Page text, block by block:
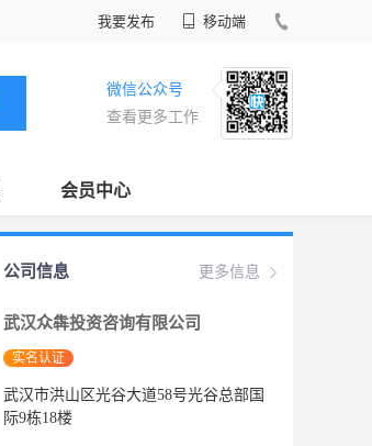
我要发布 移动端
微信公众号
查看更多工作
会员中心
更多信息
公司信息
武汉众犇投资咨询有限公司
实名认证
武汉市洪山区光谷大道58号光谷总部国
际9栋18楼